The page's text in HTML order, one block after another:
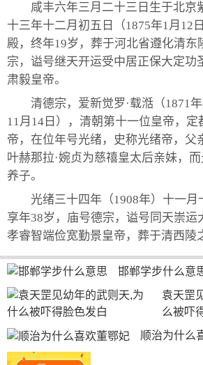
咸丰六年三月二十三日生于北京
十三年十二月初五日（1875年1月12
殿，终年19岁，葬于河北省遵化清东
宗，谥号继天开运受中居正保大定功
肃毅皇帝。
清德宗，爱新觉罗·载湉（1871
11月14日），清朝第十一位皇帝，定
帝，在位年号光绪，史称光绪帝，父
叶赫那拉·婉贞为慈禧皇太后亲妹，
养子。
光绪三十四年（1908年）十一月
享年38岁，庙号德宗，谥号同天崇运
孝睿智端俭宽勤景皇帝，葬于清西陵
邯郸学步什么意
袁天罡
么被吓
顺治为什么